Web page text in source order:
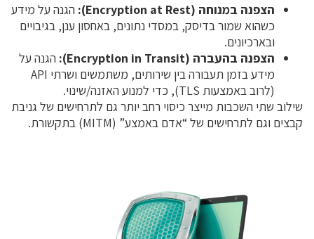
הצפנה במנוחה (Encryption at Rest):
הגנה על מידע
כשהוא שמור בדיסק, במסדי נתונים, באחסון ענן, בגיבויים
ובארכיונים.
הצפנה בהעברה (Encryption in Transit):
הגנה על
מידע בזמן תעבורה בין שירותים, משתמשים ושרתי API
(לרוב באמצעות TLS), כדי למנוע האזנה/שינוי.
שילוב שתי השכבות מייצר כיסוי רחב יותר גם לתרחישים של גניבת
קבצים וגם לתרחישים של “אדם באמצע” (MITM) בתקשורת.